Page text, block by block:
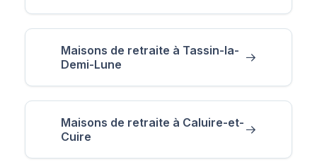
Maisons de retraite à Tassin-la-
Demi-Lune
Maisons de retraite à Caluire-et-
Cuire